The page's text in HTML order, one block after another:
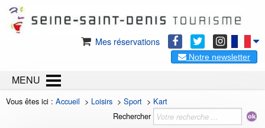
Mes réservations
Notre newsletter
MENU
Vous êtes ici : Accueil > Loisirs > Sport > Kart
Rechercher